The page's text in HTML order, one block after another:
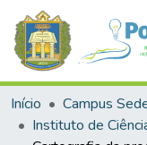
Início